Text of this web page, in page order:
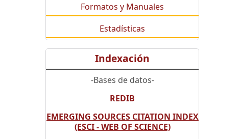
Formatos y Manuales
Estadísticas
Indexación
-Bases de datos-
REDIB
EMERGING SOURCES CITATION INDEX
(ESCI - WEB OF SCIENCE)